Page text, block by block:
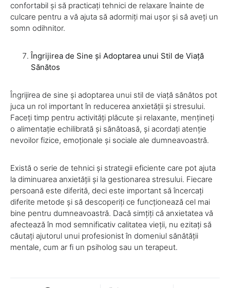
confortabil și să practicați tehnici de relaxare înainte de
culcare pentru a vă ajuta să adormiți mai ușor și să aveți un
somn odihnitor.
Îngrijirea de Sine și Adoptarea unui Stil de Viață
Sănătos
Îngrijirea de sine și adoptarea unui stil de viață sănătos pot
juca un rol important în reducerea anxietății și stresului.
Faceți timp pentru activități plăcute și relaxante, mențineți
o alimentație echilibrată și sănătoasă, și acordați atenție
nevoilor fizice, emoționale și sociale ale dumneavoastră.
Există o serie de tehnici și strategii eficiente care pot ajuta
la diminuarea anxietății și la gestionarea stresului. Fiecare
persoană este diferită, deci este important să încercați
diferite metode și să descoperiți ce funcționează cel mai
bine pentru dumneavoastră. Dacă simțiți că anxietatea vă
afectează în mod semnificativ calitatea vieții, nu ezitați să
căutați ajutorul unui profesionist în domeniul sănătății
mentale, cum ar fi un psiholog sau un terapeut.